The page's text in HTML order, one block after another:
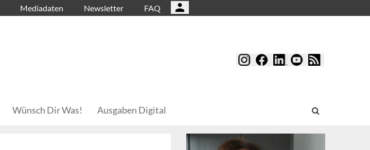
Mediadaten Newsletter FAQ
Wünsch Dir Was! Ausgaben Digital